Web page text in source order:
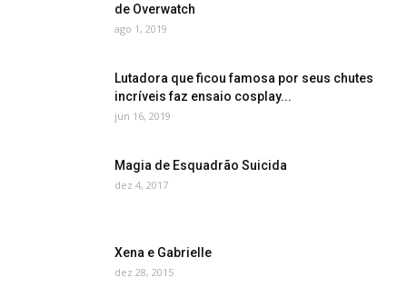
de Overwatch
ago 1, 2019
Lutadora que ficou famosa por seus chutes
incríveis faz ensaio cosplay...
jun 16, 2019
Magia de Esquadrão Suicida
dez 4, 2017
Xena e Gabrielle
dez 28, 2015